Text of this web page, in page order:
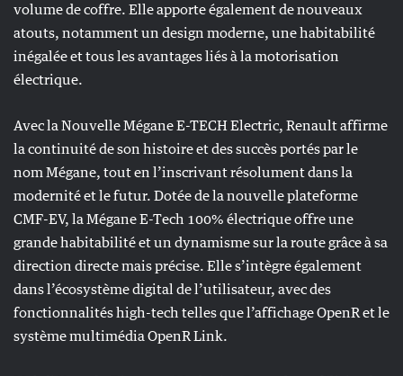
volume de coffre. Elle apporte également de nouveaux
atouts, notamment un design moderne, une habitabilité
inégalée et tous les avantages liés à la motorisation
électrique.
Avec la Nouvelle Mégane E-TECH Electric, Renault affirme
la continuité de son histoire et des succès portés par le
nom Mégane, tout en l’inscrivant résolument dans la
modernité et le futur. Dotée de la nouvelle plateforme
CMF-EV, la Mégane E-Tech 100% électrique offre une
grande habitabilité et un dynamisme sur la route grâce à sa
direction directe mais précise. Elle s’intègre également
dans l’écosystème digital de l’utilisateur, avec des
fonctionnalités high-tech telles que l’affichage OpenR et le
système multimédia OpenR Link.